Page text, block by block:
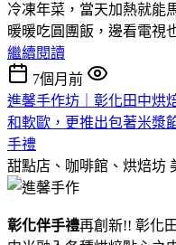
冷凍年菜，當天加熱就能
暖暖吃圓團飯，邊看電視
繼續閱讀
7個月前
進馨手作坊｜彰化田中烘
和軟歐，更推出包著米漿
手禮
甜點店、咖啡館、烘焙坊
彰化伴手禮再創新!! 彰化